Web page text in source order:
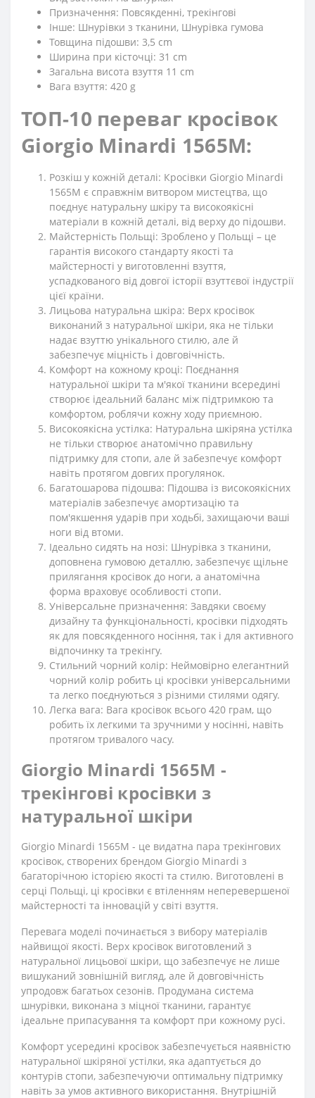
Призначення: Повсякденні, трекінгові
Iнше: Шнурівки з тканини, Шнурівка гумова
Товщина підошви: 3,5 cm
Ширина при кісточці: 31 cm
Загальна висота взуття 11 cm
Вага взуття: 420 g
ТОП-10 переваг кросівок
Giorgio Minardi 1565M:
Розкіш у кожній деталі: Кросівки Giorgio Minardi
1565M є справжнім витвором мистецтва, що
поєднує натуральну шкіру та високоякісні
матеріали в кожній деталі, від верху до підошви.
Майстерність Польщі: Зроблено у Польщі – це
гарантія високого стандарту якості та
майстерності у виготовленні взуття,
успадкованого від довгої історії взуттєвої індустрії
цієї країни.
Лицьова натуральна шкіра: Верх кросівок
виконаний з натуральної шкіри, яка не тільки
надає взуттю унікального стилю, але й
забезпечує міцність і довговічність.
Комфорт на кожному кроці: Поєднання
натуральної шкіри та м'якої тканини всередині
створює ідеальний баланс між підтримкою та
комфортом, роблячи кожну ходу приємною.
Високоякісна устілка: Натуральна шкіряна устілка
не тільки створює анатомічно правильну
підтримку для стопи, але й забезпечує комфорт
навіть протягом довгих прогулянок.
Багатошарова підошва: Підошва із високоякісних
матеріалів забезпечує амортизацію та
пом'якшення ударів при ходьбі, захищаючи ваші
ноги від втоми.
Ідеально сидять на нозі: Шнурівка з тканини,
доповнена гумовою деталлю, забезпечує щільне
прилягання кросівок до ноги, а анатомічна
форма враховує особливості стопи.
Універсальне призначення: Завдяки своєму
дизайну та функціональності, кросівки підходять
як для повсякденного носіння, так і для активного
відпочинку та трекінгу.
Стильний чорний колір: Неймовірно елегантний
чорний колір робить ці кросівки універсальними
та легко поєднуються з різними стилями одягу.
Легка вага: Вага кросівок всього 420 грам, що
робить їх легкими та зручними у носінні, навіть
протягом тривалого часу.
Giorgio Minardi 1565M -
трекінгові кросівки з
натуральної шкіри
Giorgio Minardi 1565M - це видатна пара трекінгових
кросівок, створених брендом Giorgio Minardi з
багаторічною історією якості та стилю. Виготовлені в
серці Польщі, ці кросівки є втіленням неперевершеної
майстерності та інновацій у світі взуття.
Перевага моделі починається з вибору матеріалів
найвищої якості. Верх кросівок виготовлений з
натуральної лицьової шкіри, що забезпечує не лише
вишуканий зовнішній вигляд, але й довговічність
упродовж багатьох сезонів. Продумана система
шнурівки, виконана з міцної тканини, гарантує
ідеальне припасування та комфорт при кожному русі.
Комфорт усередині кросівок забезпечується наявністю
натуральної шкіряної устілки, яка адаптується до
контурів стопи, забезпечуючи оптимальну підтримку
навіть за умов активного використання. Внутрішній